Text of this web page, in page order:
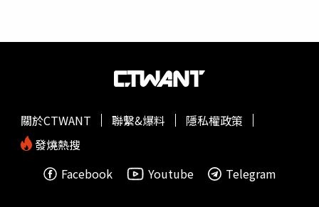
關於CTWANT 聯繫&爆料
隱私權政策
發燒熱搜
Facebook
Youtube Telegram